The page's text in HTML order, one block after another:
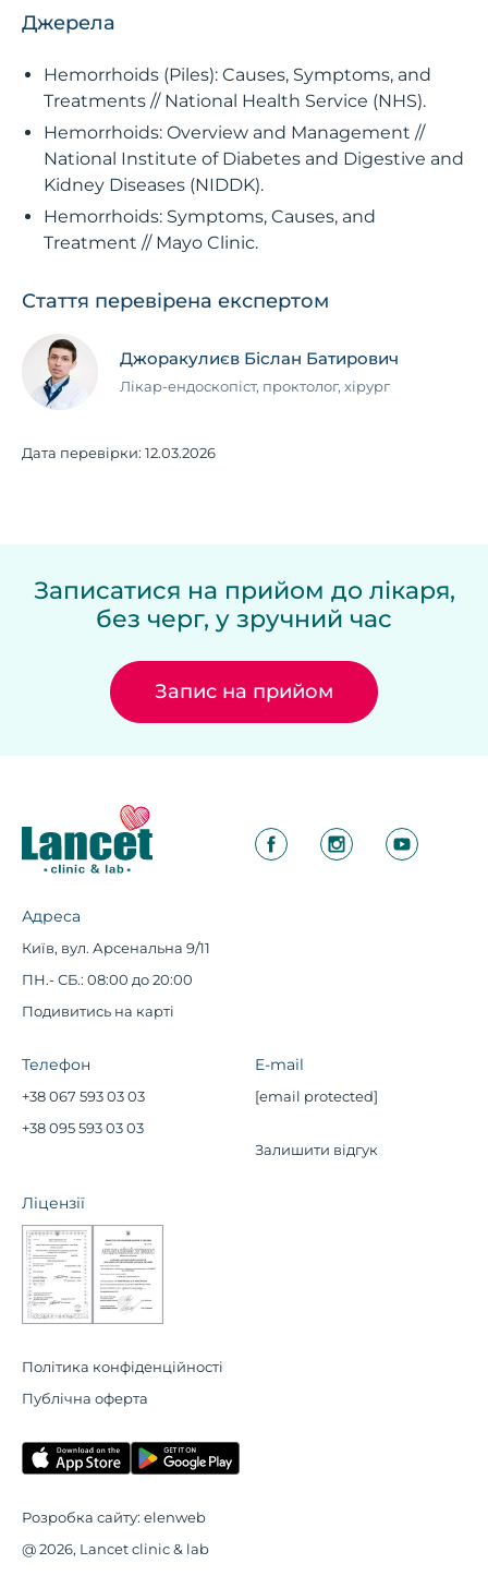
Джерела
Hemorrhoids (Piles): Causes, Symptoms, and
Treatments // National Health Service (NHS).
Hemorrhoids: Overview and Management //
National Institute of Diabetes and Digestive and
Kidney Diseases (NIDDK).
Hemorrhoids: Symptoms, Causes, and
Treatment // Mayo Clinic.
Стаття перевірена експертом
Джоракулиєв Біслан Батирович
Лікар-ендоскопіст, проктолог, хірург
Дата перевірки: 12.03.2026
Записатися на прийом до лікаря,
без черг, у зручний час
Запис на прийом
Адреса
Київ, вул. Арсенальна 9/11
ПН.- СБ.: 08:00 до 20:00
Подивитись на карті
Телефон
+38 067 593 03 03
+38 095 593 03 03
E-mail
[email protected]
Залишити відгук
Ліцензії
Політика конфіденційності
Публічна оферта
Розробка сайту: elenweb
@ 2026, Lancet clinic & lab